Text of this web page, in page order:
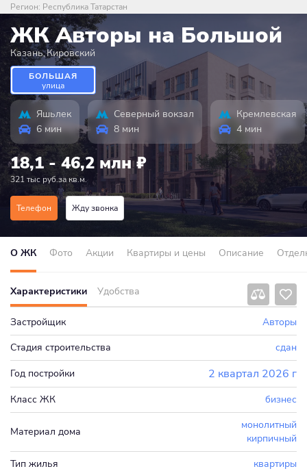
Регион: Республика Татарстан
ЖК Авторы на Большой
Казань,Кировский
БОЛЬШАЯ
улица
Яшьлек
6 мин
Северный вокзал
8 мин
Кремлевская
4 мин
18,1 - 46,2 млн₽
321 тыс руб.за кв.м.
Телефон Жду звонка
О ЖК Фото Акции Квартиры и цены Описание
Характеристики Удобства
Застройщик
Авторы
Стадия строительства
сдан
Год постройки
2 квартал 2026 г
Класс ЖК бизнес
Материал дома
монолитный
кирпичный
Тип жилья
квартиры